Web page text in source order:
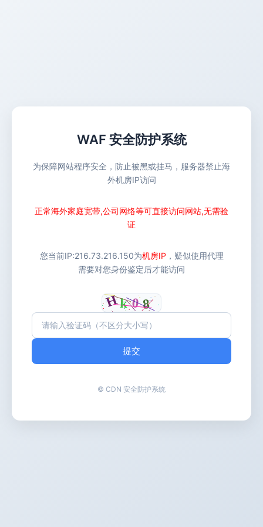
WAF 安全防护系统
为保障网站程序安全，防止被黑或挂马，服务器禁止海
外机房IP访问
正常海外家庭宽带,公司网络等可直接访问网站,无需验
证
您当前IP:216.73.216.150为机房IP ，疑似使用代理
需要对您身份鉴定后才能访问
提交
© CDN 安全防护系统